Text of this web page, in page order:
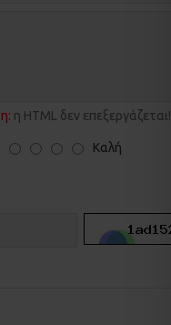
η HTML δεν επεξεργάζεται!
Καλή